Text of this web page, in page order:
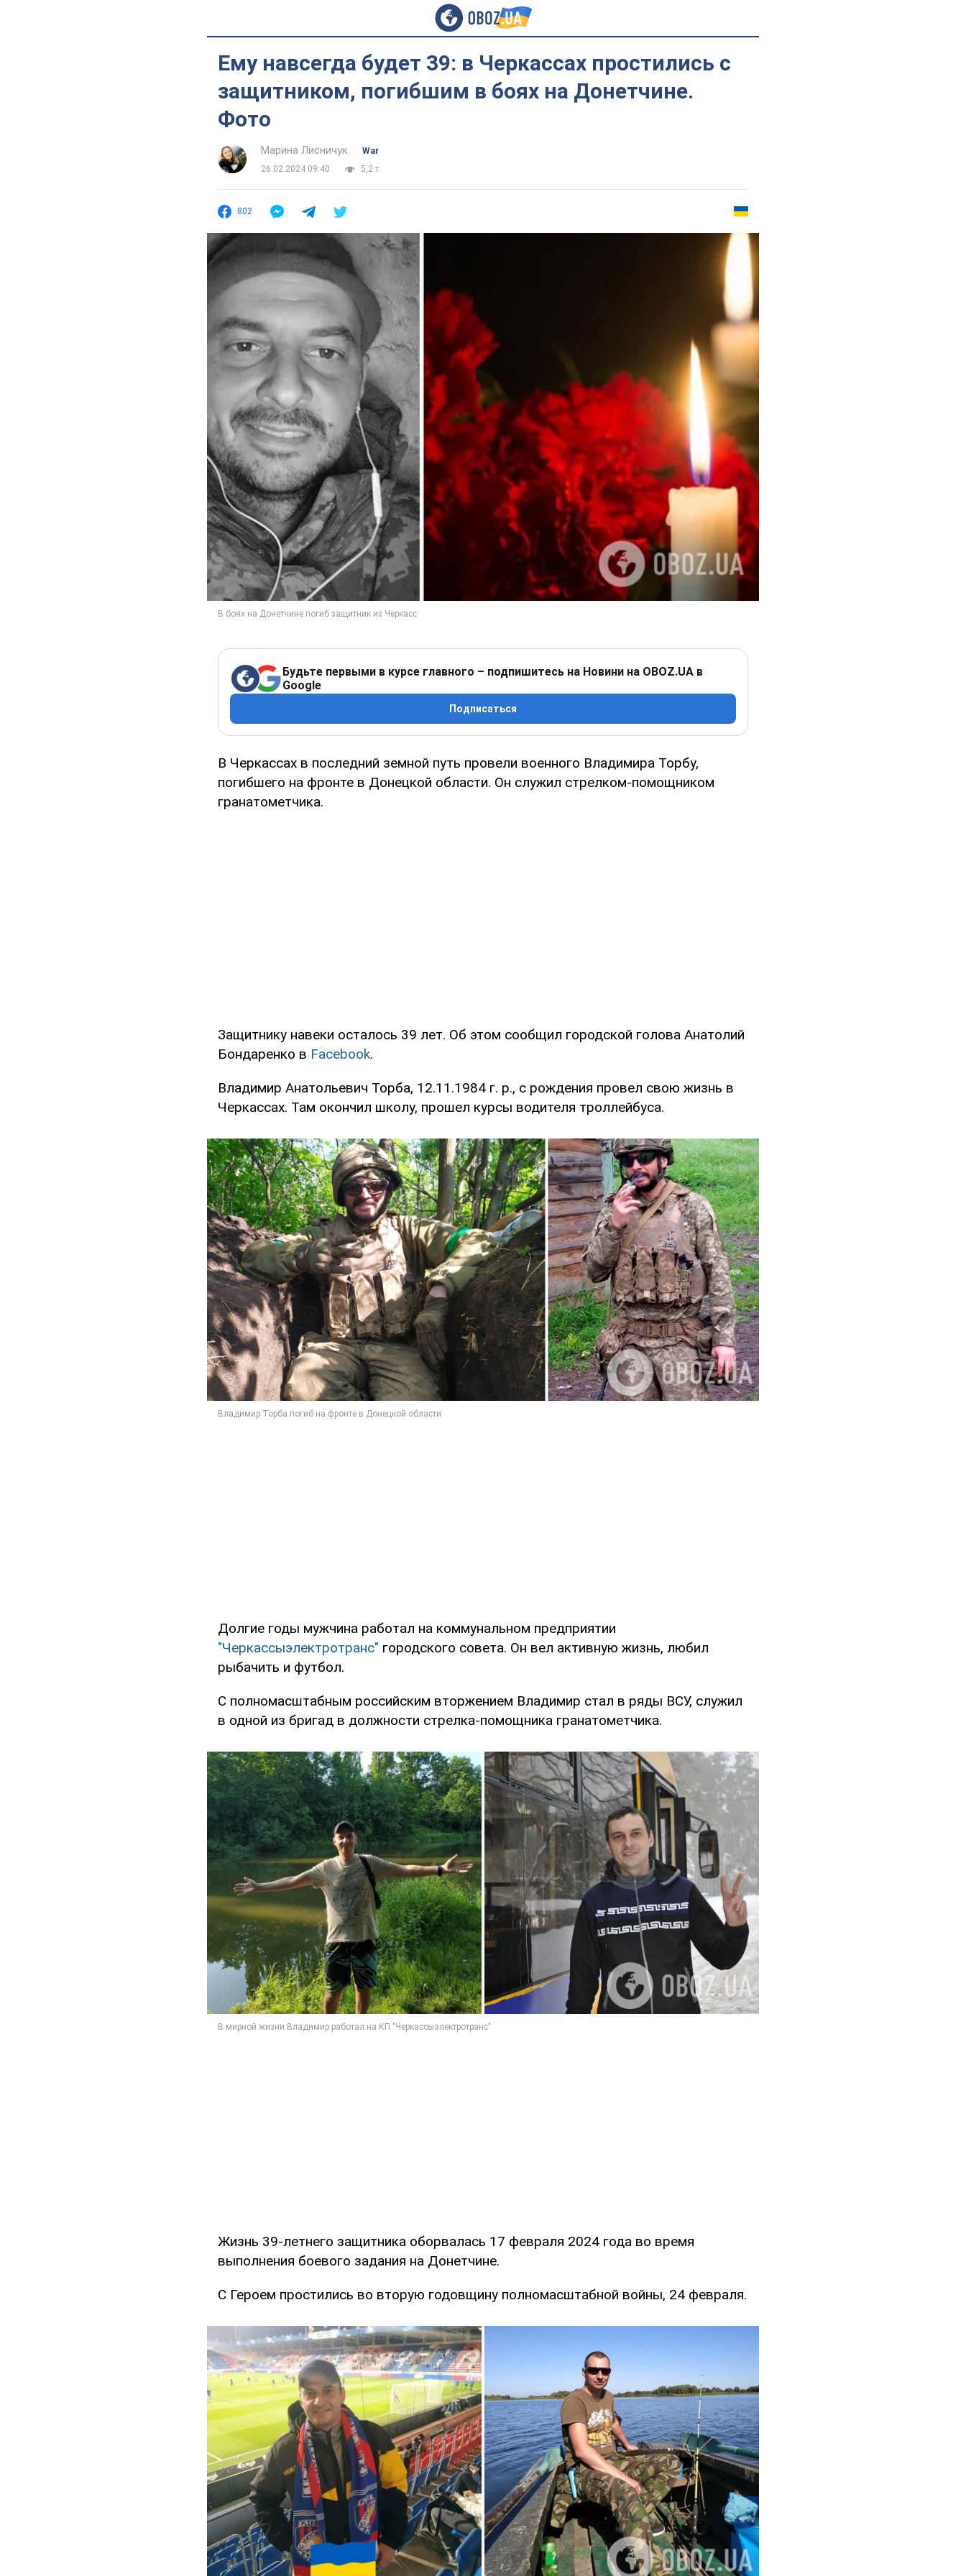
Ему навсегда будет 39: в Черкассах простились с
защитником, погибшим в боях на Донетчине.
Фото
Марина Лисничук
War
26.02.2024 09:40
5,2 т.
802
Будьте первыми в курсе главного – подпишитесь на Новини на OBOZ.UA в
Google
Подписаться
В Черкассах в последний земной путь провели военного Владимира Торбу,
погибшего на фронте в Донецкой области. Он служил стрелком-помощником
гранатометчика.
Защитнику навеки осталось 39 лет. Об этом сообщил городской голова Анатолий
Бондаренко в Facebook.
Владимир Анатольевич Торба, 12.11.1984 г. р., с рождения провел свою жизнь в
Черкассах. Там окончил школу, прошел курсы водителя троллейбуса.
Долгие годы мужчина работал на коммунальном предприятии
"Черкассыэлектротранс" городского совета. Он вел активную жизнь, любил
рыбачить и футбол.
С полномасштабным российским вторжением Владимир стал в ряды ВСУ, служил
в одной из бригад в должности стрелка-помощника гранатометчика.
Жизнь 39-летнего защитника оборвалась 17 февраля 2024 года во время
выполнения боевого задания на Донетчине.
С Героем простились во вторую годовщину полномасштабной войны, 24 февраля.